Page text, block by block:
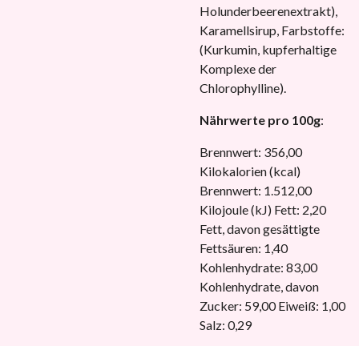
Holunderbeerenextrakt),
Karamellsirup, Farbstoffe:
(Kurkumin, kupferhaltige
Komplexe der
Chlorophylline).
Nährwerte pro 100g:
Brennwert: 356,00
Kilokalorien (kcal)
Brennwert: 1.512,00
Kilojoule (kJ) Fett: 2,20
Fett, davon gesättigte
Fettsäuren: 1,40
Kohlenhydrate: 83,00
Kohlenhydrate, davon
Zucker: 59,00 Eiweiß: 1,00
Salz: 0,29